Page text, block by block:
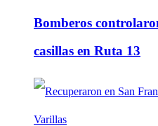
Bomberos
casillas en Ruta 13